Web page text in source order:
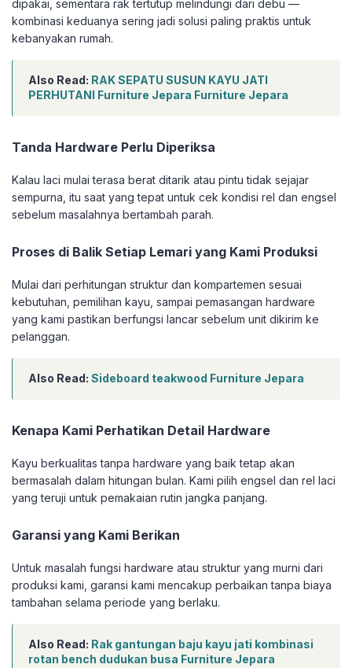
dipakai, sementara rak tertutup melindungi dari debu —
kombinasi keduanya sering jadi solusi paling praktis untuk
kebanyakan rumah.
Also Read: RAK SEPATU SUSUN KAYU JATI
PERHUTANI Furniture Jepara Furniture Jepara
Tanda Hardware Perlu Diperiksa
Kalau laci mulai terasa berat ditarik atau pintu tidak sejajar
sempurna, itu saat yang tepat untuk cek kondisi rel dan engsel
sebelum masalahnya bertambah parah.
Proses di Balik Setiap Lemari yang Kami Produksi
Mulai dari perhitungan struktur dan kompartemen sesuai
kebutuhan, pemilihan kayu, sampai pemasangan hardware
yang kami pastikan berfungsi lancar sebelum unit dikirim ke
pelanggan.
Also Read: Sideboard teakwood Furniture Jepara
Kenapa Kami Perhatikan Detail Hardware
Kayu berkualitas tanpa hardware yang baik tetap akan
bermasalah dalam hitungan bulan. Kami pilih engsel dan rel laci
yang teruji untuk pemakaian rutin jangka panjang.
Garansi yang Kami Berikan
Untuk masalah fungsi hardware atau struktur yang murni dari
produksi kami, garansi kami mencakup perbaikan tanpa biaya
tambahan selama periode yang berlaku.
Also Read: Rak gantungan baju kayu jati kombinasi
rotan bench dudukan busa Furniture Jepara